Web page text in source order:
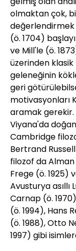
olmaktan çok,
değerlendirmek
(ö. 1704)
ve Mill'le (ö.
üzerinden
geleneğinin
geri
motivasyonları
aramak
Viyana'da
Cambridge
Bertrand
filozof da
Frege (ö. 1925)
Avusturya asıllı
Carnap (ö.
(ö. 1994), Hans
(ö. 1988), Otto
1997) gibi